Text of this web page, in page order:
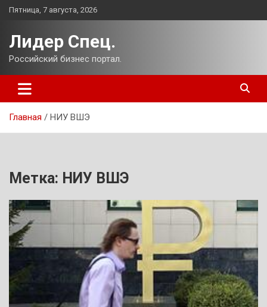
Перейти
Пятница, 7 августа, 2026
Лидер Спец.
Российский бизнес портал.
Главная НИУ ВШЭ
Метка: НИУ ВШЭ